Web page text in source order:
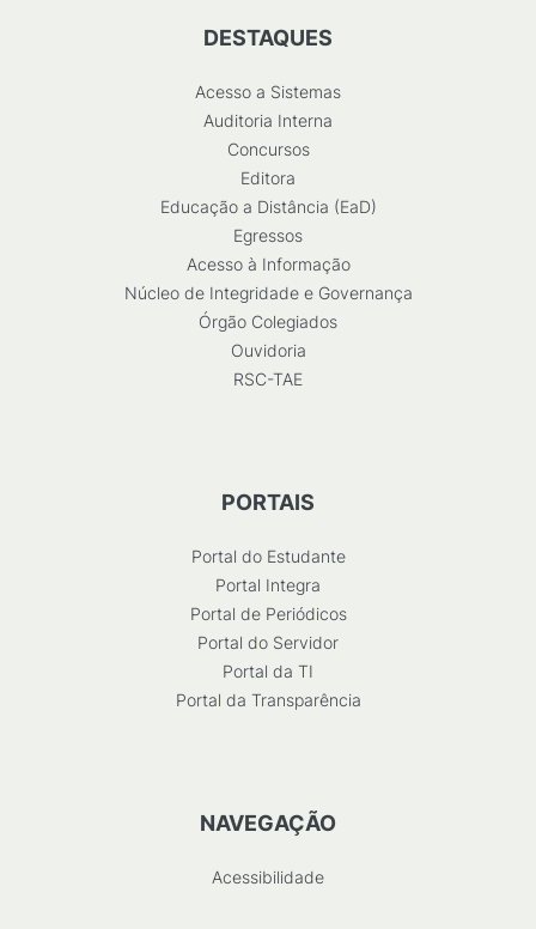
DESTAQUES
Acesso a Sistemas
Auditoria Interna
Concursos
Editora
Educação a Distância (EaD)
Egressos
Acesso à Informação
Núcleo de Integridade e Governança
Órgão Colegiados
Ouvidoria
RSC-TAE
PORTAIS
Portal do Estudante
Portal Integra
Portal de Periódicos
Portal do Servidor
Portal da TI
Portal da Transparência
NAVEGAÇÃO
Acessibilidade